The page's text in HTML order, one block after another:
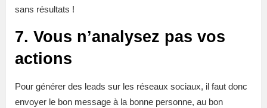
sans résultats !
7. Vous n’analysez pas vos
actions
Pour générer des leads sur les réseaux sociaux, il faut donc
envoyer le bon message à la bonne personne, au bon